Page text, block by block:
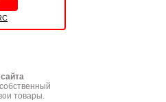
товары.